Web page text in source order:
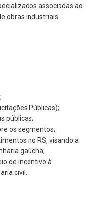
associadas ao
obras industriais.
Públicas);
públicas;
os segmentos;
no RS, visando a
gaúcha;
de incentivo à
civil.